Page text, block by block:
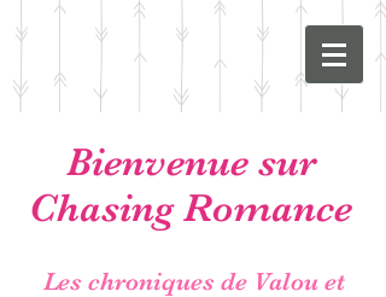
Bienvenue sur
Chasing Romance
Les chroniques de Valou et